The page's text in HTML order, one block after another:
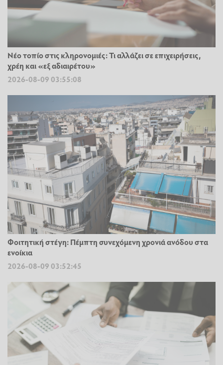
Νέο τοπίο στις κληρονομιές: Τι αλλάζει σε επιχειρήσεις,
χρέη και «εξ αδιαιρέτου»
2026-08-09 03:55:08
Φοιτητική στέγη: Πέμπτη συνεχόμενη χρονιά ανόδου στα
ενοίκια
2026-08-09 03:52:45